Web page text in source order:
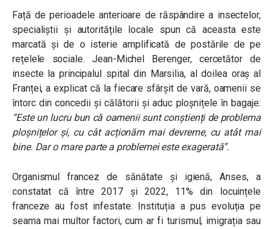
Față de perioadele anterioare de răspândire a insectelor,
specialiștii și autoritățile locale spun că aceasta este
marcată și de o isterie amplificată de postările de pe
rețelele sociale. Jean-Michel Berenger, cercetător de
insecte la principalul spital din Marsilia, al doilea oraș al
Franței, a explicat că la fiecare sfârșit de vară, oamenii se
întorc din concedii și călătorii și aduc ploșnițele în bagaje:
“Este un lucru bun că oamenii sunt conștienți de problema
ploșnițelor și, cu cât acționăm mai devreme, cu atât mai
bine. Dar o mare parte a problemei este exagerată”.
Organismul francez de sănătate și igienă, Anses, a
constatat că între 2017 și 2022, 11% din locuințele
franceze au fost infestate. Instituția a pus evoluția pe
seama mai multor factori, cum ar fi turismul, imigrația sau